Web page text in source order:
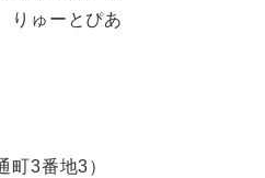
りゅーとぴあ
3番地3）